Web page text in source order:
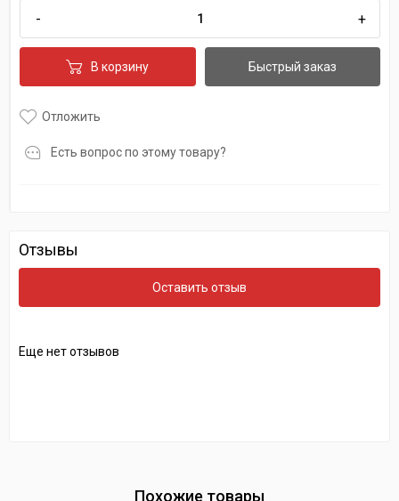
- +
В корзину Быстрый заказ
Отложить
Есть вопрос по этому товару?
Отзывы
Оставить отзыв
Еще нет отзывов
Похожие товары